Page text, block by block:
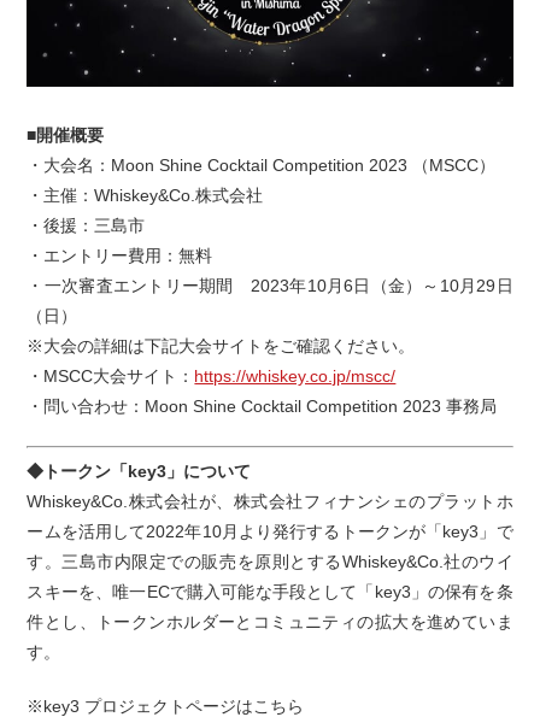
■開催概要
・大会名：Moon Shine Cocktail Competition 2023 （MSCC）
・主催：Whiskey&Co.株式会社
・後援：三島市
・エントリー費用：無料
・一次審査エントリー期間 2023年10月6日（金）～10月29日
（日）
※大会の詳細は下記大会サイトをご確認ください。
・MSCC大会サイト： https://whiskey.co.jp/mscc/
・問い合わせ：Moon Shine Cocktail Competition 2023 事務局
◆トークン「key3」について
Whiskey&Co.株式会社が、株式会社フィナンシェのプラットホ
ームを活用して2022年10月より発行するトークンが「key3」で
す。三島市内限定での販売を原則とするWhiskey&Co.社のウイ
スキーを、唯一ECで購入可能な手段として「key3」の保有を条
件とし、トークンホルダーとコミュニティの拡大を進めていま
す。
※key3 プロジェクトページはこちら